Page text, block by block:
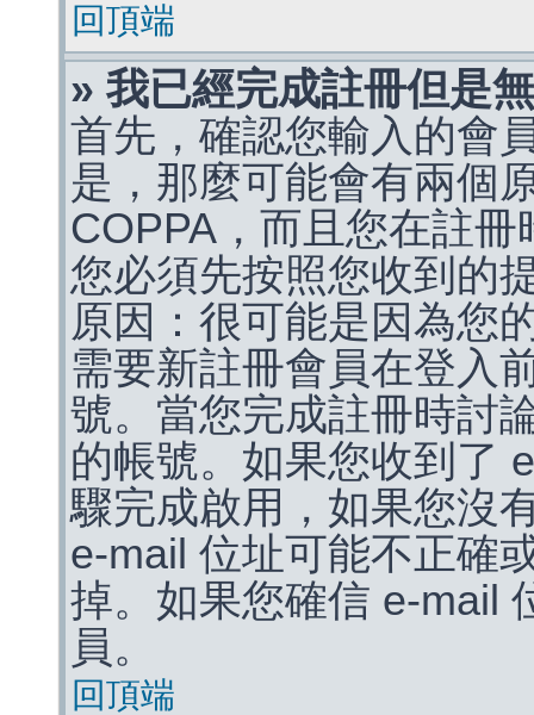
回頂端
» 我已經完成註冊但是
首先，確認您輸入的會
是，那麼可能會有兩個
COPPA，而且您在註
您必須先按照您收到的
原因：很可能是因為您
需要新註冊會員在登入
號。當您完成註冊時討
的帳號。如果您收到了
驟完成啟用，如果您沒
e-mail 位址可能不正確
掉。如果您確信 e-mail
員。
回頂端